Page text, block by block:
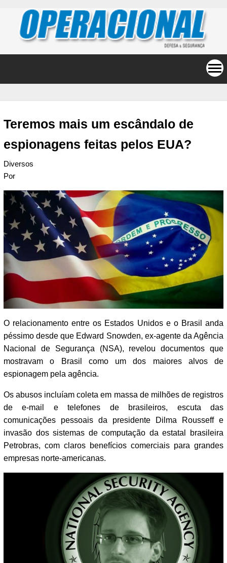
Teremos mais um escândalo de
espionagens feitas pelos EUA?
Diversos
Por
O relacionamento entre os Estados Unidos e o Brasil anda
péssimo desde que Edward Snowden, ex-agente da Agência
Nacional de Segurança (NSA), revelou documentos que
mostravam o Brasil como um dos maiores alvos de
espionagem pela agência.
Os abusos incluíam coleta em massa de milhões de registros
de e-mail e telefones de brasileiros, escuta das
comunicações pessoais da presidente Dilma Rousseff e
invasão dos sistemas de computação da estatal brasileira
Petrobras, com claros benefícios comerciais para grandes
empresas norte-americanas.